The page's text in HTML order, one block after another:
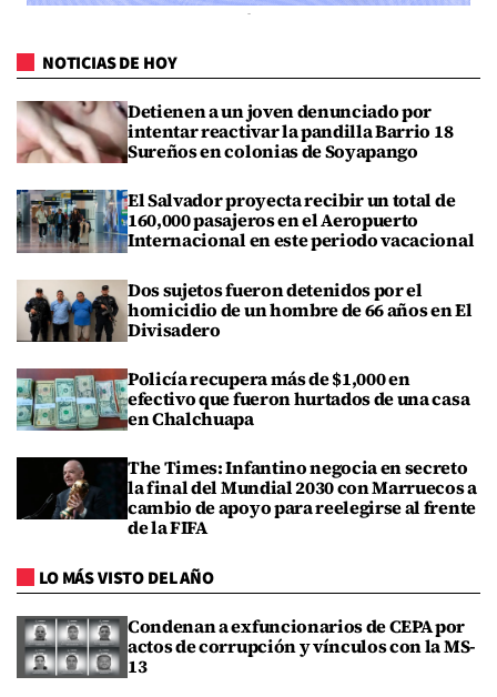
NOTICIAS DE HOY
Detienen a un joven denunciado por
intentar reactivar la pandilla Barrio 18
Sureños en colonias de Soyapango
El Salvador proyecta recibir un total de
160,000 pasajeros en el Aeropuerto
Internacional en este periodo vacacional
Dos sujetos fueron detenidos por el
homicidio de un hombre de 66 años en El
Divisadero
Policía recupera más de $1,000 en
efectivo que fueron hurtados de una casa
en Chalchuapa
The Times: Infantino negocia en secreto
la final del Mundial 2030 con Marruecos a
cambio de apoyo para reelegirse al frente
de la FIFA
LO MÁS VISTO DEL AÑO
Condenan a exfuncionarios de CEPA por
actos de corrupción y vínculos con la MS-
13